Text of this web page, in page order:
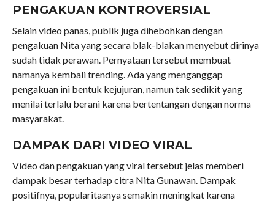
PENGAKUAN KONTROVERSIAL
Selain video panas, publik juga dihebohkan dengan
pengakuan Nita yang secara blak-blakan menyebut dirinya
sudah tidak perawan. Pernyataan tersebut membuat
namanya kembali trending. Ada yang menganggap
pengakuan ini bentuk kejujuran, namun tak sedikit yang
menilai terlalu berani karena bertentangan dengan norma
masyarakat.
DAMPAK DARI VIDEO VIRAL
Video dan pengakuan yang viral tersebut jelas memberi
dampak besar terhadap citra Nita Gunawan. Dampak
positifnya, popularitasnya semakin meningkat karena